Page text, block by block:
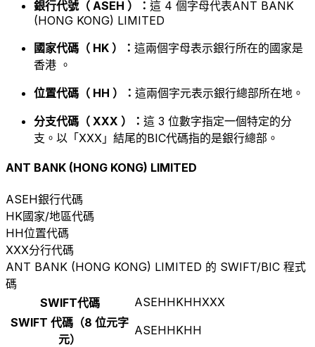
銀行代號（ ASEH ）： 這 4 個字母代表ANT BANK
(HONG KONG) LIMITED
國家代碼（ HK ）： 這兩個字母表示銀行所在的國家是
香港 。
位置代碼（ HH ）： 這兩個字元表示銀行總部所在地。
分支代碼（ XXX ）： 這 3 位數字指定一個特定的分
支。以「XXX」結尾的BIC代碼指的是銀行總部。
ANT BANK (HONG KONG) LIMITED
ASEH銀行代碼
HK國家/地區代碼
HH位置代碼
XXX分行代碼
ANT BANK (HONG KONG) LIMITED 的 SWIFT/BIC 程式
碼
SWIFT代碼
ASEHHKHHXXX
SWIFT 代碼（8 位元字
元）
ASEHHKHH